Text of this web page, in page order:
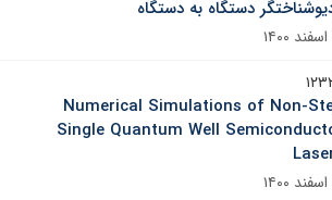
دستگاه به دستگاه
Numerical Simulations of Non-
Single Quantum Well